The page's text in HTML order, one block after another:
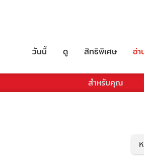
วันนี้ ดู สิทธิพิเศษ อ่า
สำหรับคุณ